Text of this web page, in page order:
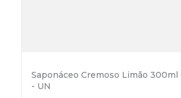
Saponáceo Cremoso Limão 300ml
- UN